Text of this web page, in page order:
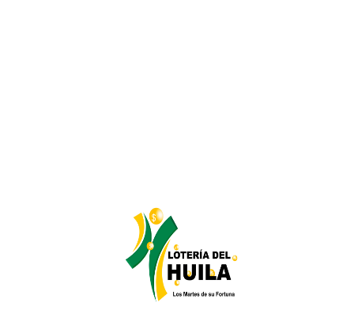
Lotería de Bogotá
Lotería de Risaralda